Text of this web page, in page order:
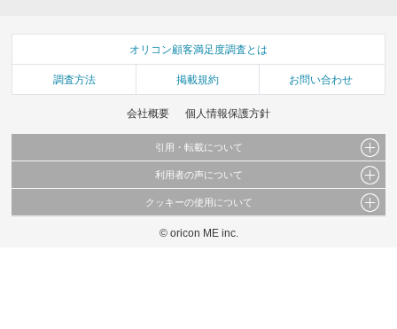
オリコン顧客満足度調査とは
調査方法 掲載規約 お問い合わせ
会社概要 個人情報保護方針
引用・転載について
当サイトで公開されている情報（文字、写真、イラスト、画像データ等）及びこれらの配
これらの情報を権利者の許可なく無断転載・複製などの二次利用を行うことは固く禁じて
利用者の声について
当サイトに掲載している内容はすべてサービスの利用者が提出された見解・感想です。
弊社の見解・ 意見ではないことをご理解いただいた上でご覧ください。
クッキーの使用について
このサイトでは Cookie を使用して、ユーザーに合わせたコンテンツや広告の表示、ソー
© oricon ME inc.